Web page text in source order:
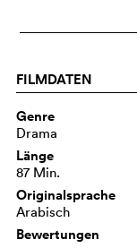
FILMDATEN
Genre
Drama
Länge
87 Min.
Originalsprache
Arabisch
Bewertungen